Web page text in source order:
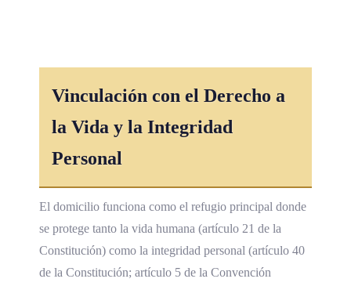
Vinculación con el Derecho a
la Vida y la Integridad
Personal
El domicilio funciona como el refugio principal donde
se protege tanto la vida humana (artículo 21 de la
Constitución) como la integridad personal (artículo 40
de la Constitución; artículo 5 de la Convención